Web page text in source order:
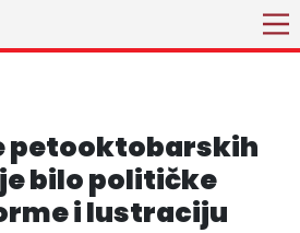
petooktobarskih
bilo političke
i lustraciju